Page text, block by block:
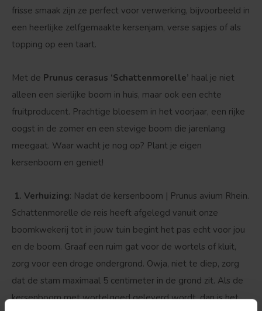
frisse smaak zijn ze perfect voor verwerking, bijvoorbeeld in
een heerlijke zelfgemaakte kersenjam, verse sapjes of als
topping op een taart.
Met de Prunus cerasus ‘Schattenmorelle’ haal je niet
alleen een sierlijke boom in huis, maar ook een echte
fruitproducent. Prachtige bloesem in het voorjaar, een rijke
oogst in de zomer en een stevige boom die jarenlang
meegaat. Waar wacht je nog op? Plant je eigen
kersenboom en geniet!
1. Verhuizing: Nadat de kersenboom | Prunus avium Rhein.
Schattenmorelle de reis heeft afgelegd vanuit onze
boomkwekerij tot in jouw tuin begint het pas echt voor jou
en de boom. Graaf een ruim gat voor de wortels of kluit,
zorg voor een droge ondergrond. Owja, niet te diep, zorg
dat de stam maximaal 5 centimeter in de grond zit. Als de
kersenboom met wortelgoed geleverd wordt, dan is het